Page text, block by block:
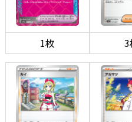
1枚 3